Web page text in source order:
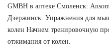
GMBH в аптеке Смоленск:
Дзержинск. Упражнения для
колен Начнем тренировочную
отжимания от колен.